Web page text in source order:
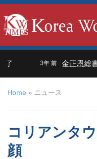
3年 前 金正恩総書記の長
Home » ニュース
コリアンタ
顔